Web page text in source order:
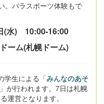
。パラスポーツ体験もで
(水) 10:00-16:00
ーム(札幌ドーム)
学生による「みんなのあそ
が行われます。7日は札幌
運営となります。